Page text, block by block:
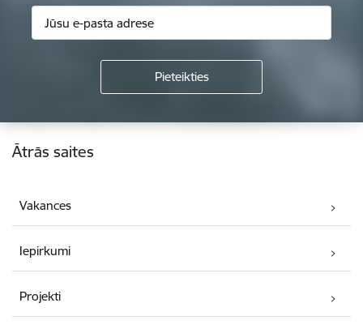
Kājene
Ātrās saites
Vakances
Iepirkumi
Projekti